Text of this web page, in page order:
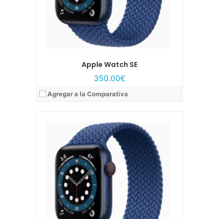
Apple Watch SE
350.00€
Agregar a la Comparativa